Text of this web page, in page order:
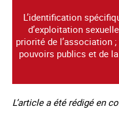
L’identification
d’exploitation
priorité de l’association
pouvoirs publics et de
L’article a été rédigé en